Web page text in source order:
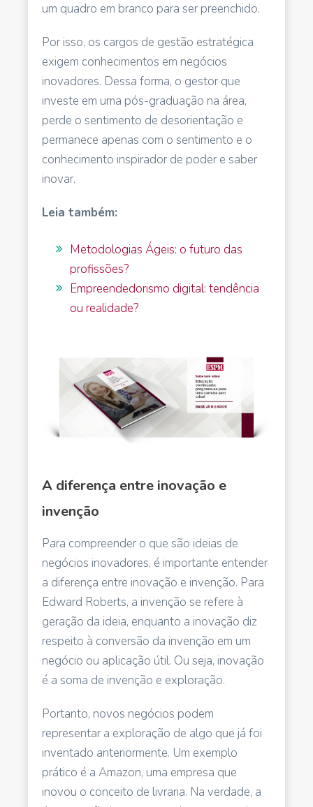
um quadro em branco para ser preenchido.
Por isso, os cargos de gestão estratégica
exigem conhecimentos em negócios
inovadores. Dessa forma, o gestor que
investe em uma pós-graduação na área,
perde o sentimento de desorientação e
permanece apenas com o sentimento e o
conhecimento inspirador de poder e saber
inovar.
Leia também:
Metodologias Ágeis: o futuro das
profissões?
Empreendedorismo digital: tendência
ou realidade?
A diferença entre inovação e
invenção
Para compreender o que são ideias de
negócios inovadores, é importante entender
a diferença entre inovação e invenção. Para
Edward Roberts, a invenção se refere à
geração da ideia, enquanto a inovação diz
respeito à conversão da invenção em um
negócio ou aplicação útil. Ou seja, inovação
é a soma de invenção e exploração.
Portanto, novos negócios podem
representar a exploração de algo que já foi
inventado anteriormente. Um exemplo
prático é a Amazon, uma empresa que
inovou o conceito de livraria. Na verdade, a